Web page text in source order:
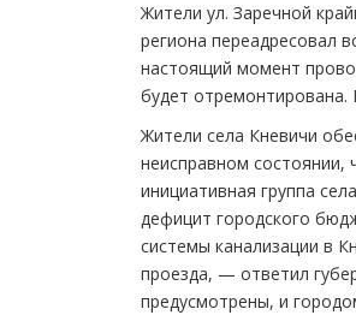
Жители ул. Заречной
региона переадресовал
настоящий момент
будет отремонтирована.
Жители села Кневичи
неисправном состоянии,
инициативная группа
дефицит городского
системы канализации в
проезда, — ответил
предусмотрены, и